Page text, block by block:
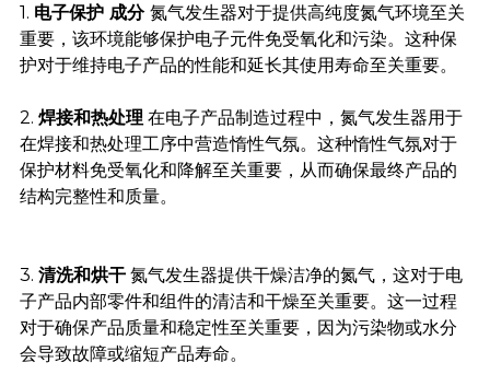
1. 电子保护 成分氮气发生器对于提供高纯度氮气环境至关
重要，该环境能够保护电子元件免受氧化和污染。这种保
护对于维持电子产品的性能和延长其使用寿命至关重要。
2.焊接和热处理 在电子产品制造过程中，氮气发生器用于
在焊接和热处理工序中营造惰性气氛。这种惰性气氛对于
保护材料免受氧化和降解至关重要，从而确保最终产品的
结构完整性和质量。
3.清洗和烘干 氮气发生器提供干燥洁净的氮气，这对于电
子产品内部零件和组件的清洁和干燥至关重要。这一过程
对于确保产品质量和稳定性至关重要，因为污染物或水分
会导致故障或缩短产品寿命。